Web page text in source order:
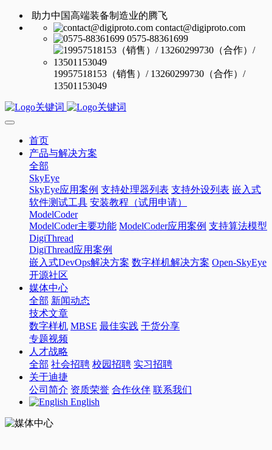
助力中国高端装备制造业的腾飞
contact@digiproto.com
0575-88361699
19957518153（销售）/ 13260299730（合作）/
13501153049
首页
产品与解决方案
全部
SkyEye
SkyEye应用案例 支持处理器列表 支持外设列表 嵌入式
软件测试工具 安装教程（试用申请）
ModelCoder
ModelCoder主要功能 ModelCoder应用案例 支持算法模型
DigiThread
DigiThread应用案例
嵌入式DevOps解决方案 数字样机解决方案 Open-SkyEye
开源社区
媒体中心
全部 新闻动态
技术文章
数字样机 MBSE 最佳实践 干货分享
专题视频
人才战略
全部 社会招聘 校园招聘 实习招聘
关于迪捷
公司简介 资质荣誉 合作伙伴 联系我们
English